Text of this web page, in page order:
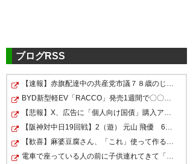
ブログRSS
【速報】赤旗配達中の共産党市議７８歳のじいさん、左に…
BYD新型軽EV「RACCO」発売1週間で〇〇台販売
【悲報】X、広告に「個人向け国債」購入アピールポストが…
【阪神対中日19回戦】2（遊） 元山 飛優 6（左） 前川 …
【歓喜】麻婆豆腐さん、「これ」使って作るとクッソ美味…
電車で座っている人の前に子供連れてきて「コレ」を言う…